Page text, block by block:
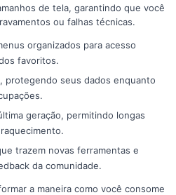
de tela, garantindo que você
ou falhas técnicas.
organizados para acesso
favoritos.
protegendo seus dados enquanto
geração, permitindo longas
trazem novas ferramentas e
da comunidade.
a maneira como você consome